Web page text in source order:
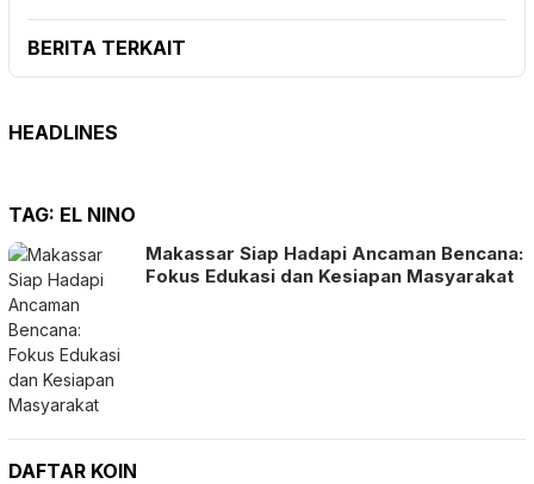
BERITA TERKAIT
HEADLINES
TAG: EL NINO
Makassar Siap Hadapi Ancaman Bencana:
Fokus Edukasi dan Kesiapan Masyarakat
DAFTAR KOIN